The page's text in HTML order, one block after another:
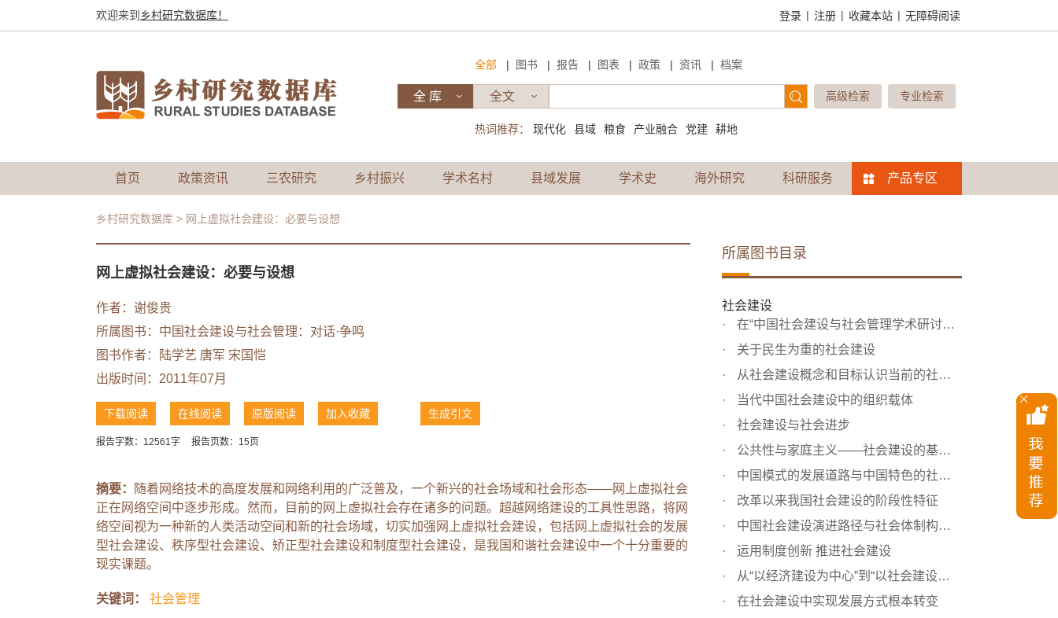
欢迎来到 乡村研究数据库！ 登录 | 注册 | 收藏本站 | 无障碍阅读
全部 | 图书 | 报告 | 图表 | 政策 | 资讯 | 档案
高级检索 专业检索
热词推荐： 现代化 县域 粮食 产业融合 党建 耕地
首页 政策资讯 三农研究 乡村振兴 学术名村 县域发展 学术史 海外研究 科研服务 产品专区
乡村研究数据库 > 网上虚拟社会建设：必要与设想
网上虚拟社会建设：必要与设想
作者： 谢俊贵
所属图书： 中国社会建设与社会管理：对话·争鸣
图书作者：
陆学艺 唐军 宋国恺
出版时间：2011年07月
下载阅读 在线阅读 原版阅读 加入收藏 生成引文
报告字数：12561字 报告页数：15页
摘要：
随着网络技术的高度发展和网络利用的广泛普及，一个新兴的社会场域和社会形态——网上虚拟社会
正在网络空间中逐步形成。然而，目前的网上虚拟社会存在诸多的问题。超越网络建设的工具性思路，将网
络空间视为一种新的人类活动空间和新的社会场域，切实加强网上虚拟社会建设，包括网上虚拟社会的发展
型社会建设、秩序型社会建设、矫正型社会建设和制度型社会建设，是我国和谐社会建设中一个十分重要的
现实课题。
关键词： 社会管理
所属图书目录
社会建设
在“中国社会建设与社会管理学术研讨会”上的讲话
关于民生为重的社会建设
从社会建设概念和目标认识当前的社会建设
当代中国社会建设中的组织载体
社会建设与社会进步
公共性与家庭主义——社会建设的基础性原则辨析
中国模式的发展道路与中国特色的社会建设
改革以来我国社会建设的阶段性特征
中国社会建设演进路径与社会体制构成分析
运用制度创新 推进社会建设
从“以经济建设为中心”到“以社会建设为重心”
在社会建设中实现发展方式根本转变